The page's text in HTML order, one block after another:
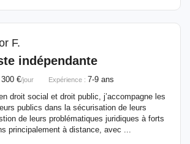
F.
indépendante
€/jour Expérience : 7-9 ans
droit social et droit public, j’accompagne les
publics dans la sécurisation de leurs
de leurs problématiques juridiques à forts
principalement à distance, avec ...